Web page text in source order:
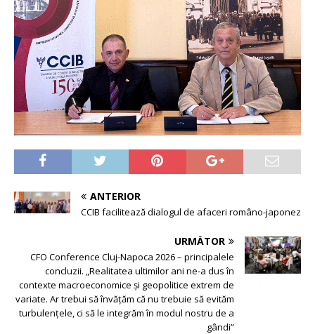
ANTERIOR
CCIB facilitează dialogul de afaceri româno-japonez
URMĂTOR
CFO Conference Cluj-Napoca 2026 – principalele
concluzii. „Realitatea ultimilor ani ne-a dus în
contexte macroeconomice și geopolitice extrem de
variate. Ar trebui să învățăm că nu trebuie să evităm
turbulențele, ci să le integrăm în modul nostru de a
gândi”